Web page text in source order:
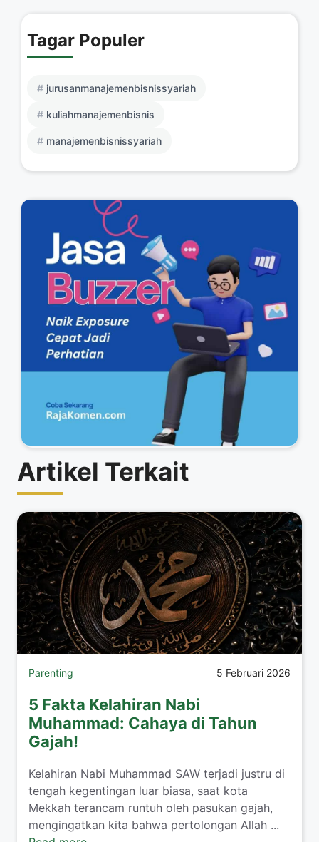
Tagar Populer
jurusanmanajemenbisnissyariah
kuliahmanajemenbisnis
manajemenbisnissyariah
Artikel Terkait
Parenting 5 Februari 2026
5 Fakta Kelahiran Nabi
Muhammad: Cahaya di Tahun
Gajah!
​Kelahiran Nabi Muhammad SAW terjadi justru di
tengah kegentingan luar biasa, saat kota
Mekkah terancam runtuh oleh pasukan gajah,
mengingatkan kita bahwa pertolongan Allah ...